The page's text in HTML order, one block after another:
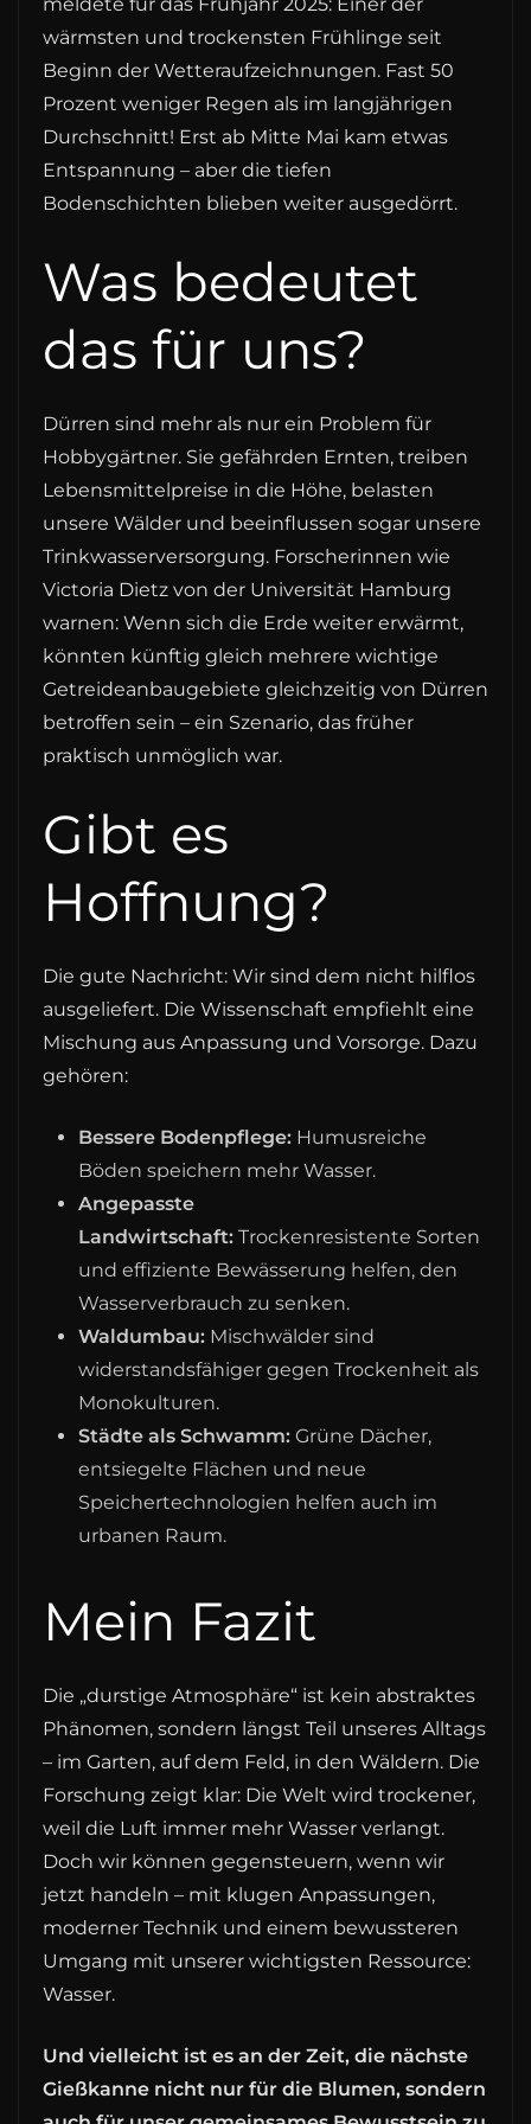
wärmsten und trockensten Frühlinge seit
Beginn der Wetteraufzeichnungen. Fast 50
Prozent weniger Regen als im langjährigen
Durchschnitt! Erst ab Mitte Mai kam etwas
Entspannung – aber die tiefen
Bodenschichten blieben weiter ausgedörrt.
Was bedeutet
das für uns?
Dürren sind mehr als nur ein Problem für
Hobbygärtner. Sie gefährden Ernten, treiben
Lebensmittelpreise in die Höhe, belasten
unsere Wälder und beeinflussen sogar unsere
Trinkwasserversorgung. Forscherinnen wie
Victoria Dietz von der Universität Hamburg
warnen: Wenn sich die Erde weiter erwärmt,
könnten künftig gleich mehrere wichtige
Getreideanbaugebiete gleichzeitig von Dürren
betroffen sein – ein Szenario, das früher
praktisch unmöglich war.
Gibt es
Hoffnung?
Die gute Nachricht: Wir sind dem nicht hilflos
ausgeliefert. Die Wissenschaft empfiehlt eine
Mischung aus Anpassung und Vorsorge. Dazu
gehören:
Bessere Bodenpflege: Humusreiche
Böden speichern mehr Wasser.
Angepasste
Landwirtschaft: Trockenresistente Sorten
und effiziente Bewässerung helfen, den
Wasserverbrauch zu senken.
Waldumbau: Mischwälder sind
widerstandsfähiger gegen Trockenheit als
Monokulturen.
Städte als Schwamm: Grüne Dächer,
entsiegelte Flächen und neue
Speichertechnologien helfen auch im
urbanen Raum.
Mein Fazit
Die „durstige Atmosphäre“ ist kein abstraktes
Phänomen, sondern längst Teil unseres Alltags
– im Garten, auf dem Feld, in den Wäldern. Die
Forschung zeigt klar: Die Welt wird trockener,
weil die Luft immer mehr Wasser verlangt.
Doch wir können gegensteuern, wenn wir
jetzt handeln – mit klugen Anpassungen,
moderner Technik und einem bewussteren
Umgang mit unserer wichtigsten Ressource:
Wasser.
Und vielleicht ist es an der Zeit, die nächste
Gießkanne nicht nur für die Blumen, sondern